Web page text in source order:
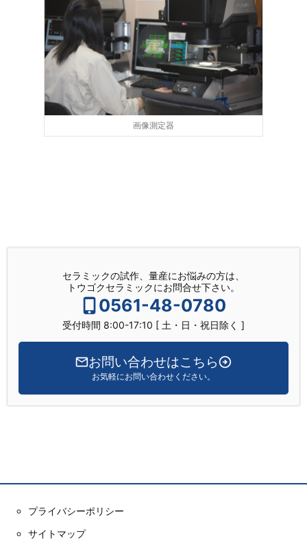
画像測定器
セラミックの試作、量産にお悩みの方は、
トウゴクセラミックにお問合せ下さい。
0561-48-0780
受付時間 8:00-17:10 [ 土・日・祝日除く ]
お問い合わせはこちら
お気軽にお問い合わせください。
プライバシーポリシー
サイトマップ